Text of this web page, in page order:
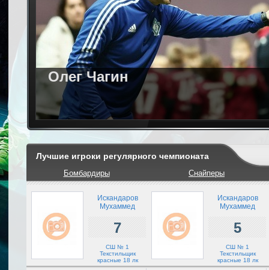
Олег Чагин
Лучшие игроки регулярного чемпионата
Бомбардиры
Искандаров
Мухаммед
7
СШ № 1
Текстильщик
красные 18 лк
Снайперы
Искандаров
Мухаммед
5
СШ № 1
Текстильщик
красные 18 лк